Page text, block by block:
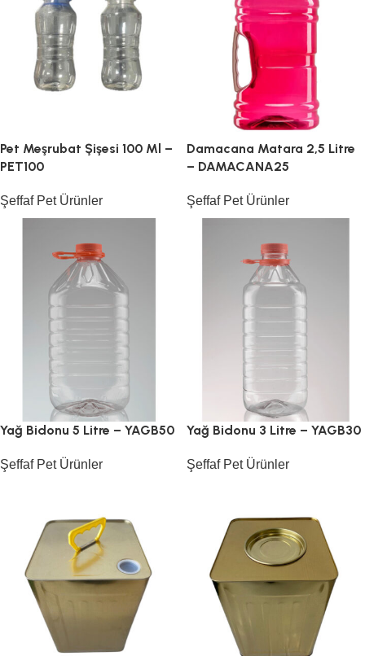
Pet Meşrubat Şişesi 100 Ml –
PET100
Şeffaf Pet Ürünler
Damacana Matara 2,5 Litre
– DAMACANA25
Şeffaf Pet Ürünler
Yağ Bidonu 5 Litre – YAGB50
Şeffaf Pet Ürünler
Yağ Bidonu 3 Litre – YAGB30
Şeffaf Pet Ürünler